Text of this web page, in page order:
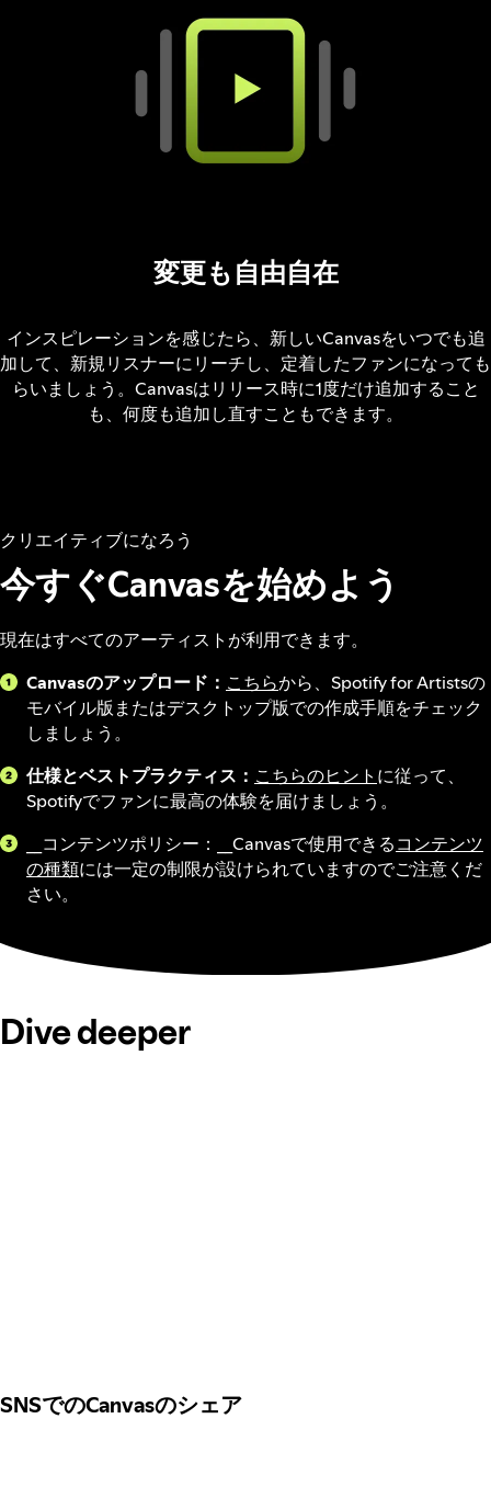
変更も自由自在
インスピレーションを感じたら、新しいCanvasをいつでも追
加して、新規リスナーにリーチし、定着したファンになっても
らいましょう。Canvasはリリース時に1度だけ追加すること
も、何度も追加し直すこともできます。
クリエイティブになろう
今すぐCanvasを始めよう
現在はすべてのアーティストが利用できます。
Canvasのアップロード： こちらから、Spotify for Artistsの
モバイル版またはデスクトップ版での作成手順をチェック
しましょう。
仕様とベストプラクティス： こちらのヒント に従って、
Spotifyでファンに最高の体験を届けましょう。
__コンテンツポリシー：__Canvasで使用できるコンテンツ
の種類には一定の制限が設けられていますのでご注意くだ
さい。
Dive deeper
SNSでのCanvasのシェア